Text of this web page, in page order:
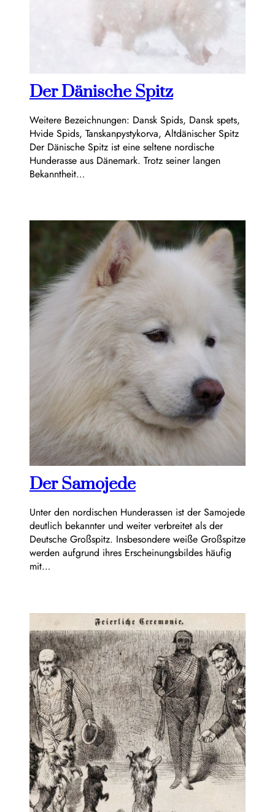
Der Dänische Spitz
Weitere Bezeichnungen: Dansk Spids, Dansk spets,
Hvide Spids, Tanskanpystykorva, Altdänischer Spitz
Der Dänische Spitz ist eine seltene nordische
Hunderasse aus Dänemark. Trotz seiner langen
Bekanntheit…
Der Samojede
Unter den nordischen Hunderassen ist der Samojede
deutlich bekannter und weiter verbreitet als der
Deutsche Großspitz. Insbesondere weiße Großspitze
werden aufgrund ihres Erscheinungsbildes häufig
mit…